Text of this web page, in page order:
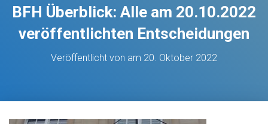
G
A
I
BFH Überblick: Alle am 20.10.2022
veröffentlichten Entscheidungen
Veröffentlicht von am 20. Oktober 2022